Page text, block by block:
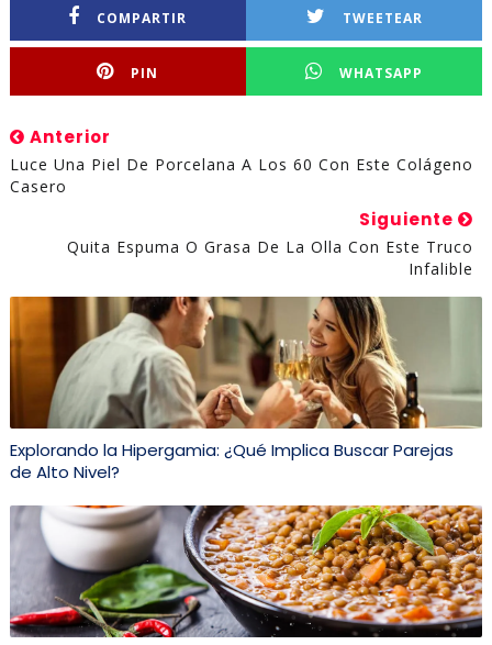
COMPARTIR TWEETEAR
PIN WHATSAPP
Anterior
Luce Una Piel De Porcelana A Los 60 Con Este Colágeno
Casero
Siguiente
Quita Espuma O Grasa De La Olla Con Este Truco
Infalible
Explorando la Hipergamia: ¿Qué Implica Buscar Parejas
de Alto Nivel?